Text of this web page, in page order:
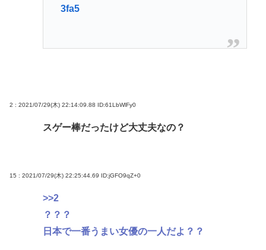
3fa5
2 : 2021/07/29(木) 22:14:09.88 ID:61LbWlFy0
スゲー棒だったけど大丈夫なの？
15 : 2021/07/29(木) 22:25:44.69 ID:jGFO9qZ+0
>>2
？？？
日本で一番うまい女優の一人だよ？？